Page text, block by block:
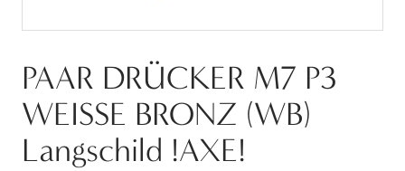
PAAR DRÜCKER M7 P3
WEISSE BRONZ (WB)
Langschild !AXE!